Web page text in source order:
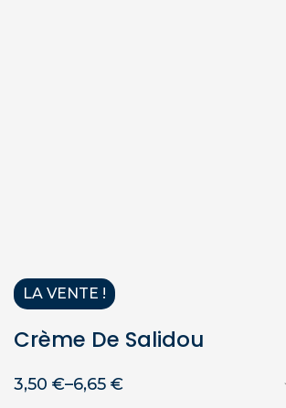
LA VENTE !
Crème De Salidou
3,50 €–6,65 €